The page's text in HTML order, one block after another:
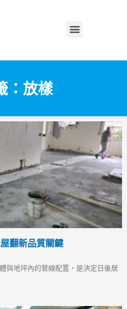
：放樣
翻新品質關鍵
與地坪內的管線配置，是決定日後居